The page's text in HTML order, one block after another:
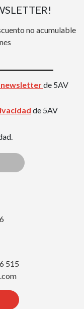
no acumulable
newsletterde 5AV
de 5AV
515